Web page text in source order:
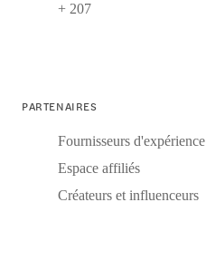
+ 207
PARTENAIRES
Fournisseurs d'expérience
Espace affiliés
Créateurs et influenceurs